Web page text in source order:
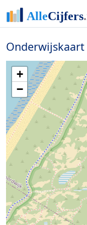
Onderwijskaart
+
−